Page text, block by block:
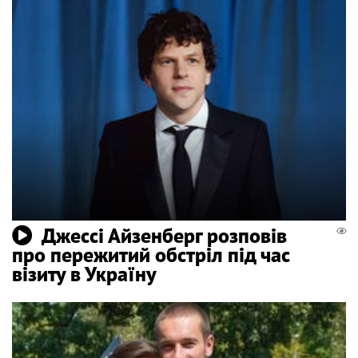
Джессі Айзенберг розповів
про пережитий обстріл під час
візиту в Україну